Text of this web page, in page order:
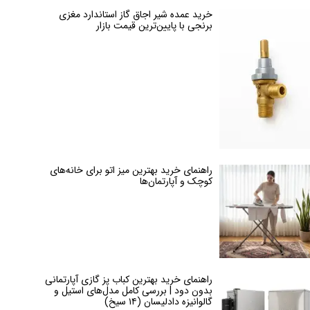
خرید عمده شیر اجاق گاز استاندارد مغزی
برنجی با پایین‌ترین قیمت بازار
راهنمای خرید بهترین میز اتو برای خانه‌های
کوچک و آپارتمان‌ها
راهنمای خرید بهترین کباب پز گازی آپارتمانی
بدون دود | بررسی کامل مدل‌های استیل و
گالوانیزه دادلیسان (۱۴ سیخ)